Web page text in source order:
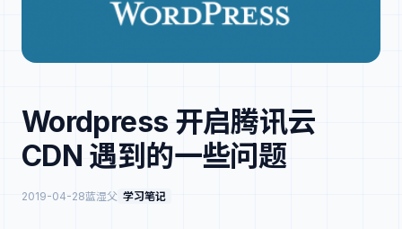
Wordpress 开启腾讯云
CDN 遇到的一些问题
2019-04-28蓝湿父 学习笔记